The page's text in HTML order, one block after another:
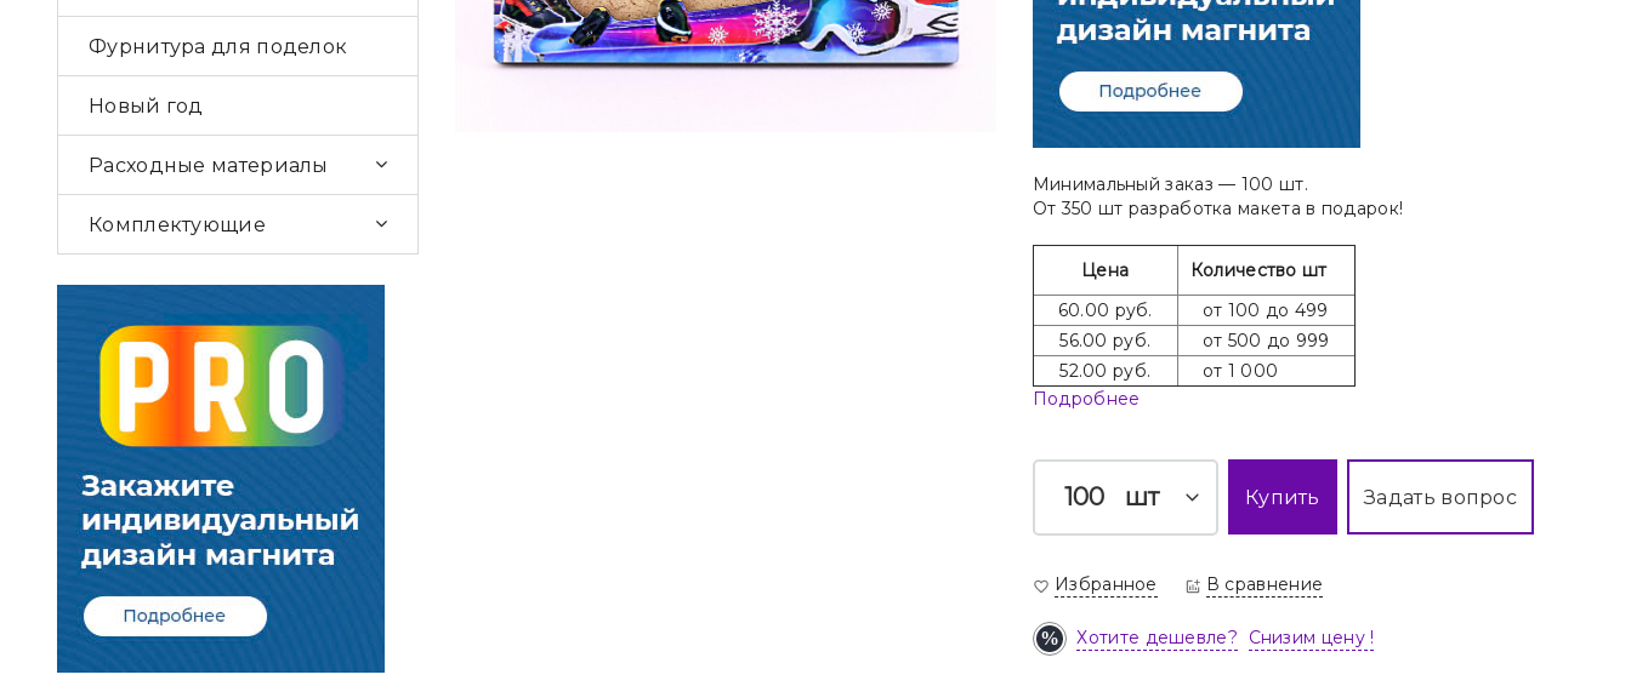
Минимальный заказ — 100 шт.
От 350 шт разработка макета в подарок!
Цена
Количество шт
60.00 руб.
от 100 до 499
56.00 руб.
от 500 до 999
52.00 руб.
от 1 000
Подробнее
шт Купить Задать вопрос
Избранное В сравнение
Хотите дешевле? Снизим цену !
Фурнитура для поделок
Новый год
Расходные материалы
Комплектующие